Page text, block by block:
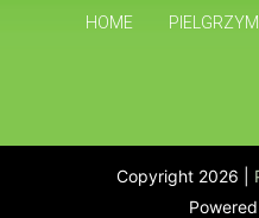
HOME
Copyright 2026 |